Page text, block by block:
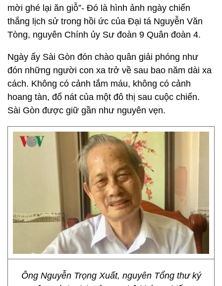
mời ghé lại ăn giỗ”- Đó là hình ảnh ngày chiến
thắng lịch sử trong hồi ức của Đại tá Nguyễn Văn
Tòng, nguyên Chính ủy Sư đoàn 9 Quân đoàn 4.
Ngày ấy Sài Gòn đón chào quân giải phóng như
đón những người con xa trở về sau bao năm dài xa
cách. Không có cảnh tắm máu, không có cảnh
hoang tàn, đổ nát của một đô thị sau cuộc chiến.
Sài Gòn được giữ gần như nguyên vẹn.
Ông Nguyễn Trọng Xuất, nguyên Tổng thư ký